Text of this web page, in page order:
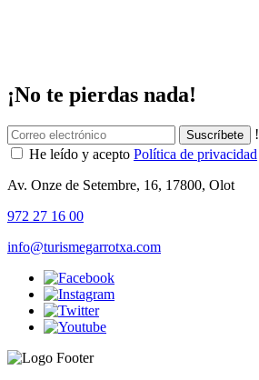
¡No te pierdas nada!
!
He leído y acepto Política de privacidad
Av. Onze de Setembre, 16, 17800, Olot
972 27 16 00
info@turismegarrotxa.com